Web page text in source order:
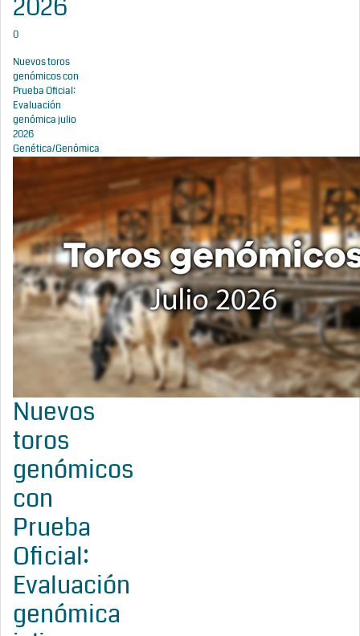
2026
0
Nuevos toros
genómicos con
Prueba Oficial:
Evaluación
genómica julio
2026
Genética/Genómica
Nuevos
toros
genómicos
con
Prueba
Oficial:
Evaluación
genómica